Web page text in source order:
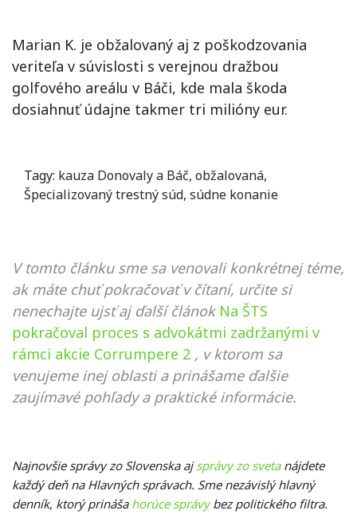
Marian K. je obžalovaný aj z poškodzovania
veriteľa v súvislosti s verejnou dražbou
golfového areálu v Báči, kde mala škoda
dosiahnuť údajne takmer tri milióny eur.
Tagy: kauza Donovaly a Báč, obžalovaná,
Špecializovaný trestný súd, súdne konanie
V tomto článku sme sa venovali konkrétnej téme,
ak máte chuť pokračovať v čítaní, určite si
nenechajte ujsť aj ďalší článok Na ŠTS
pokračoval proces s advokátmi zadržanými v
rámci akcie Corrumpere 2 , v ktorom sa
venujeme inej oblasti a prinášame ďalšie
zaujímavé pohľady a praktické informácie.
Najnovšie správy zo Slovenska ajsprávy zo svetanájdete
každý deň na Hlavných správach. Sme nezávislý hlavný
denník, ktorý prináša horúce správybez politického filtra.